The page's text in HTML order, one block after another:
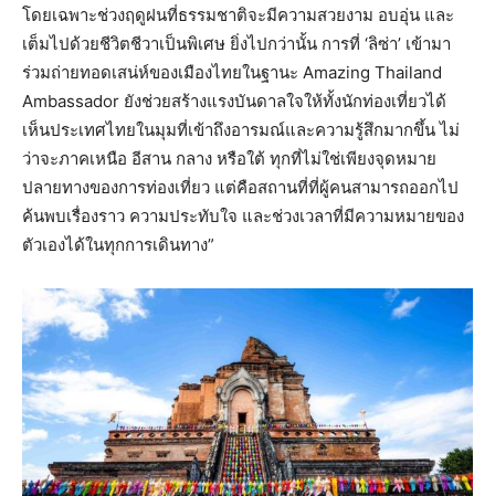
โดยเฉพาะช่วงฤดูฝนที่ธรรมชาติจะมีความสวยงาม อบอุ่น และ
เต็มไปด้วยชีวิตชีวาเป็นพิเศษ ยิ่งไปกว่านั้น การที่ ‘ลิซ่า’ เข้ามา
ร่วมถ่ายทอดเสน่ห์ของเมืองไทยในฐานะ Amazing Thailand
Ambassador ยังช่วยสร้างแรงบันดาลใจให้ทั้งนักท่องเที่ยวได้
เห็นประเทศไทยในมุมที่เข้าถึงอารมณ์และความรู้สึกมากขึ้น ไม่
ว่าจะภาคเหนือ อีสาน กลาง หรือใต้ ทุกที่ไม่ใช่เพียงจุดหมาย
ปลายทางของการท่องเที่ยว แต่คือสถานที่ที่ผู้คนสามารถออกไป
ค้นพบเรื่องราว ความประทับใจ และช่วงเวลาที่มีความหมายของ
ตัวเองได้ในทุกการเดินทาง”